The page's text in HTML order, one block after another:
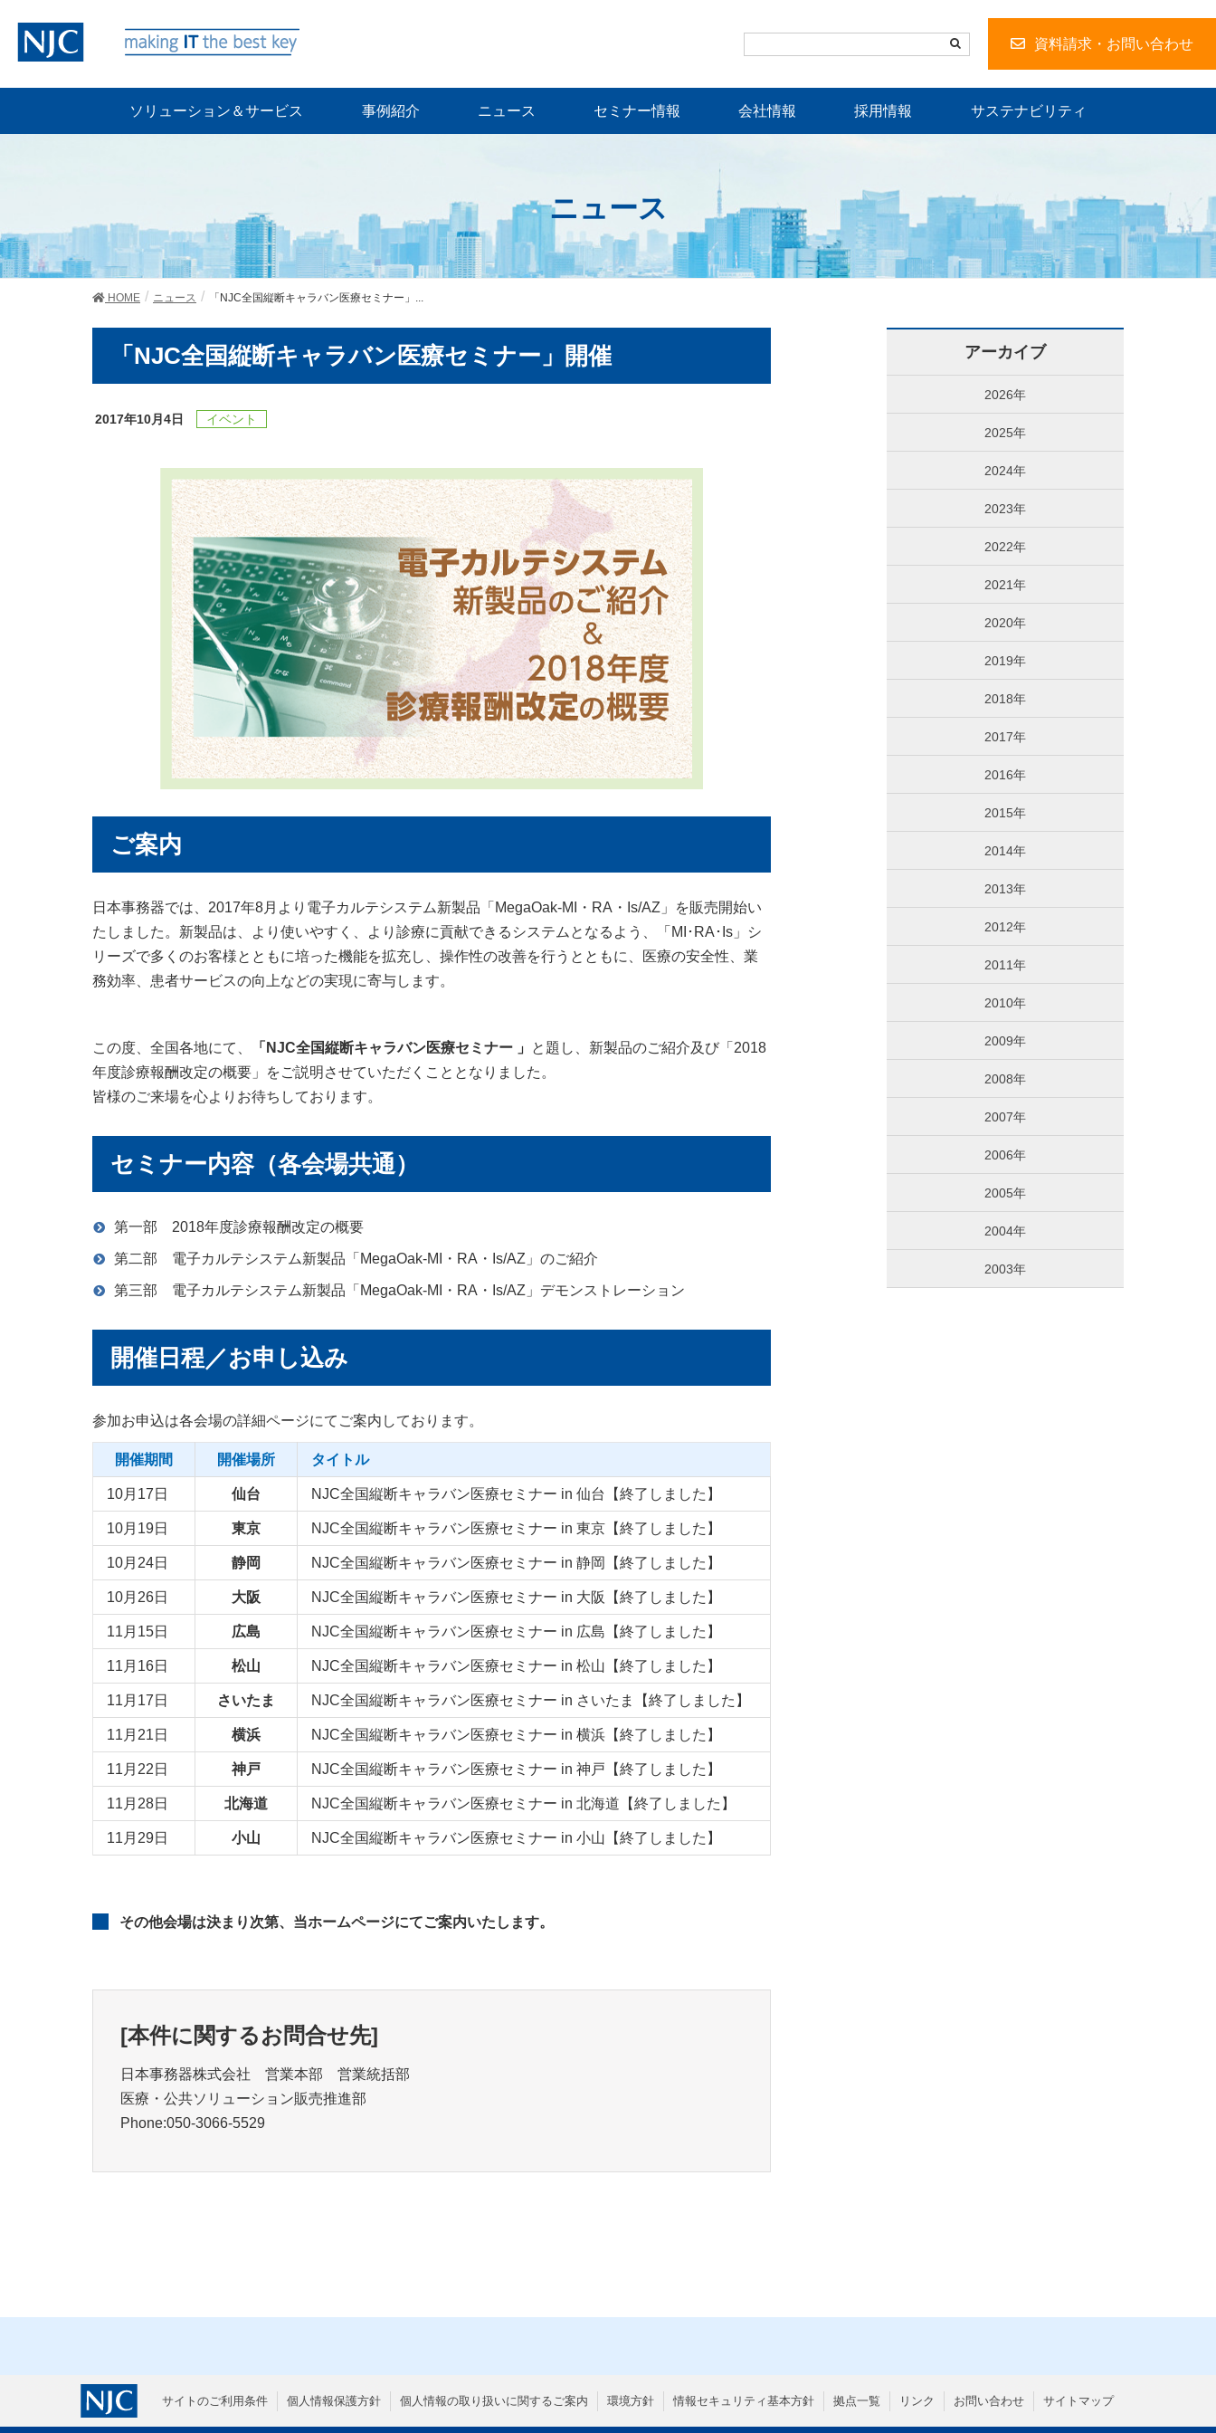
資料請求・お問い合わせ
ソリューション＆サービス 事例紹介 ニュース セミナー情報 会社情報 採用情報 サステナビリティ
ニュース
HOME ニュース 「NJC全国縦断キャラバン医療セミナー」...
「NJC全国縦断キャラバン医療セミナー」開催
2017年10月4日 イベント
ご案内
日本事務器では、2017年8月より電子カルテシステム新製品「MegaOak-MI・RA・Is/AZ」を販売開始い
たしました。新製品は、より使いやすく、より診療に貢献できるシステムとなるよう、「MI･RA･Is」シ
リーズで多くのお客様とともに培った機能を拡充し、操作性の改善を行うとともに、医療の安全性、業
務効率、患者サービスの向上などの実現に寄与します。
この度、全国各地にて、 「NJC全国縦断キャラバン医療セミナー 」
と題し、新製品のご紹介及び「2018
年度診療報酬改定の概要」をご説明させていただくこととなりました。
皆様のご来場を心よりお待ちしております。
セミナー内容（各会場共通）
第一部 2018年度診療報酬改定の概要
第二部 電子カルテシステム新製品「MegaOak-MI・RA・Is/AZ」のご紹介
第三部 電子カルテシステム新製品「MegaOak-MI・RA・Is/AZ」デモンストレーション
開催日程／お申し込み
参加お申込は各会場の詳細ページにてご案内しております。
開催期間 開催場所 タイトル
10月17日 仙台 NJC全国縦断キャラバン医療セミナー in 仙台【終了しました】
10月19日 東京 NJC全国縦断キャラバン医療セミナー in 東京【終了しました】
10月24日 静岡 NJC全国縦断キャラバン医療セミナー in 静岡【終了しました】
10月26日 大阪 NJC全国縦断キャラバン医療セミナー in 大阪【終了しました】
11月15日 広島 NJC全国縦断キャラバン医療セミナー in 広島【終了しました】
11月16日 松山 NJC全国縦断キャラバン医療セミナー in 松山【終了しました】
11月17日 さいたま NJC全国縦断キャラバン医療セミナー in さいたま【終了しました】
11月21日 横浜 NJC全国縦断キャラバン医療セミナー in 横浜【終了しました】
11月22日 神戸 NJC全国縦断キャラバン医療セミナー in 神戸【終了しました】
11月28日 北海道 NJC全国縦断キャラバン医療セミナー in 北海道【終了しました】
11月29日 小山 NJC全国縦断キャラバン医療セミナー in 小山【終了しました】
その他会場は決まり次第、当ホームページにてご案内いたします。
[本件に関するお問合せ先]
日本事務器株式会社 営業本部 営業統括部
医療・公共ソリューション販売推進部
Phone:050-3066-5529
アーカイブ
2026年
2025年
2024年
2023年
2022年
2021年
2020年
2019年
2018年
2017年
2016年
2015年
2014年
2013年
2012年
2011年
2010年
2009年
2008年
2007年
2006年
2005年
2004年
2003年
サイトのご利用条件 個人情報保護方針 個人情報の取り扱いに関するご案内 環境方針 情報セキュリティ基本方針 拠点一覧 リンク お問い合わせ サイトマップ